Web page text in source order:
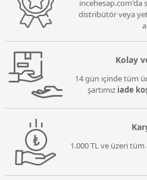
distribütör veya
Kolay
14 gün içinde tüm
şartımız iade
1.000 TL ve üzeri